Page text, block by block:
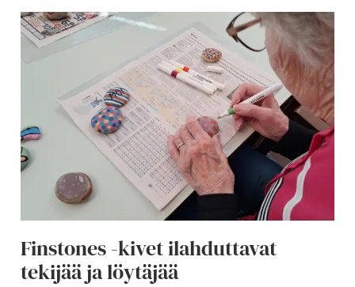
e
s
s
ä
l
a
u
l
m
i
e
Finstones -kivet ilahduttavat
tekijää ja löytäjää